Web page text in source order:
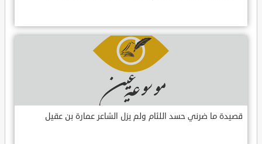
قصيدة ما ضرني حسد اللئام ولم يزل الشاعر عمارة بن عقيل